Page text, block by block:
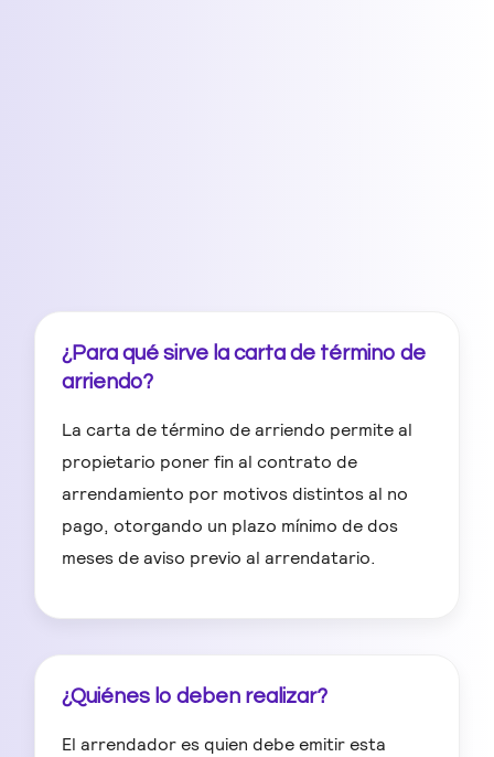
¿Para qué sirve la carta de término de
arriendo?
La carta de término de arriendo permite al
propietario poner fin al contrato de
arrendamiento por motivos distintos al no
pago, otorgando un plazo mínimo de dos
meses de aviso previo al arrendatario.
¿Quiénes lo deben realizar?
El arrendador es quien debe emitir esta